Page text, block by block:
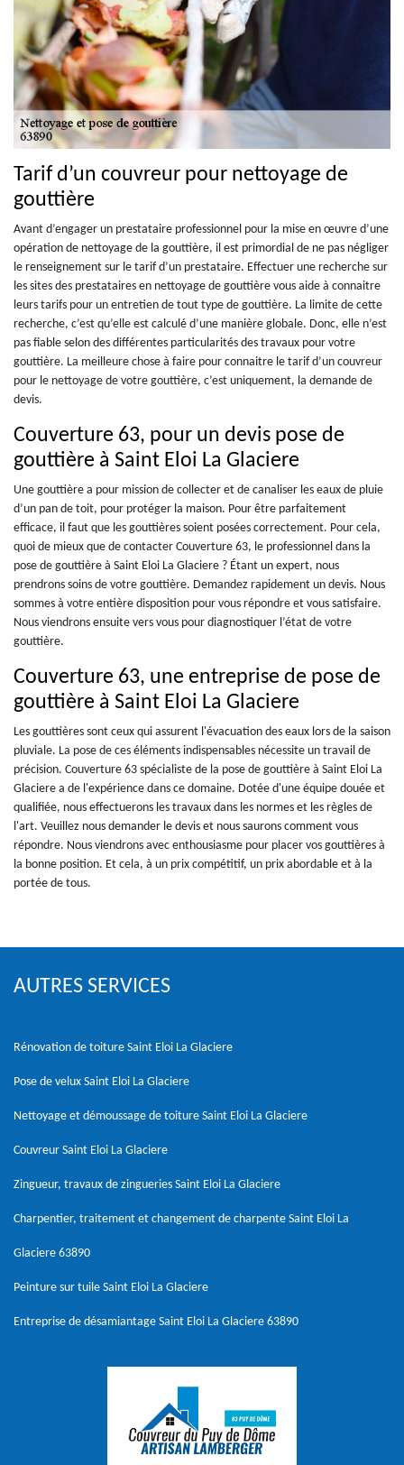
Tarif d’un couvreur pour nettoyage de
gouttière
Avant d’engager un prestataire professionnel pour la mise en œuvre d’une
opération de nettoyage de la gouttière, il est primordial de ne pas négliger
le renseignement sur le tarif d’un prestataire. Effectuer une recherche sur
les sites des prestataires en nettoyage de gouttière vous aide à connaitre
leurs tarifs pour un entretien de tout type de gouttière. La limite de cette
recherche, c’est qu’elle est calculé d’une manière globale. Donc, elle n’est
pas fiable selon des différentes particularités des travaux pour votre
gouttière. La meilleure chose à faire pour connaitre le tarif d’un couvreur
pour le nettoyage de votre gouttière, c’est uniquement, la demande de
devis.
Couverture 63, pour un devis pose de
gouttière à Saint Eloi La Glaciere
Une gouttière a pour mission de collecter et de canaliser les eaux de pluie
d’un pan de toit, pour protéger la maison. Pour être parfaitement
efficace, il faut que les gouttières soient posées correctement. Pour cela,
quoi de mieux que de contacter Couverture 63, le professionnel dans la
pose de gouttière à Saint Eloi La Glaciere ? Étant un expert, nous
prendrons soins de votre gouttière. Demandez rapidement un devis. Nous
sommes à votre entière disposition pour vous répondre et vous satisfaire.
Nous viendrons ensuite vers vous pour diagnostiquer l’état de votre
gouttière.
Couverture 63, une entreprise de pose de
gouttière à Saint Eloi La Glaciere
Les gouttières sont ceux qui assurent l'évacuation des eaux lors de la saison
pluviale. La pose de ces éléments indispensables nécessite un travail de
précision. Couverture 63 spécialiste de la pose de gouttière à Saint Eloi La
Glaciere a de l'expérience dans ce domaine. Dotée d'une équipe douée et
qualifiée, nous effectuerons les travaux dans les normes et les règles de
l'art. Veuillez nous demander le devis et nous saurons comment vous
répondre. Nous viendrons avec enthousiasme pour placer vos gouttières à
la bonne position. Et cela, à un prix compétitif, un prix abordable et à la
portée de tous.
AUTRES SERVICES
Rénovation de toiture Saint Eloi La Glaciere
Pose de velux Saint Eloi La Glaciere
Nettoyage et démoussage de toiture Saint Eloi La Glaciere
Couvreur Saint Eloi La Glaciere
Zingueur, travaux de zingueries Saint Eloi La Glaciere
Charpentier, traitement et changement de charpente Saint Eloi La
Glaciere 63890
Peinture sur tuile Saint Eloi La Glaciere
Entreprise de désamiantage Saint Eloi La Glaciere 63890